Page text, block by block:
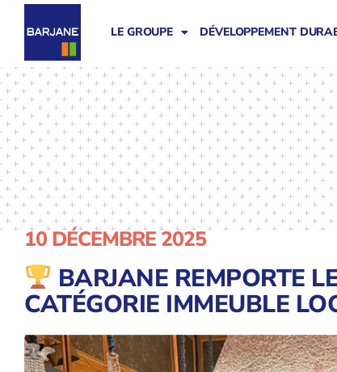
LE GROUPE DÉVELOPPEMENT
10 DÉCEMBRE 2025
BARJANE REMPORTE
CATÉGORIE IMMEUBLE